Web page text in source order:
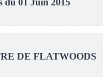
du 01 Juin 2015
DE FLATWOODS